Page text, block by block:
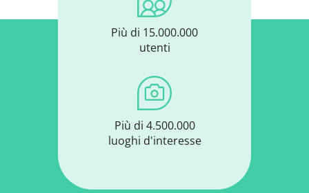
Più di 15.000.000
utenti
Più di 4.500.000
luoghi d'interesse